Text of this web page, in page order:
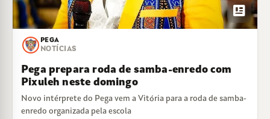
newsmode
PEGA
NOTÍCIAS
Pega prepara roda de samba-enredo com
Pixuleh neste domingo
Novo intérprete do Pega vem a Vitória para a roda de samba-
enredo organizada pela escola